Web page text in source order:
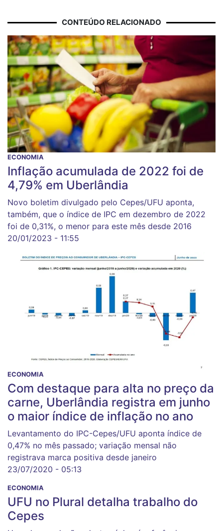
CONTEÚDO RELACIONADO
ECONOMIA
Inflação acumulada de 2022 foi de
4,79% em Uberlândia
Novo boletim divulgado pelo Cepes/UFU aponta,
também, que o índice de IPC em dezembro de 2022
foi de 0,31%, o menor para este mês desde 2016
20/01/2023 - 11:55
ECONOMIA
Com destaque para alta no preço da
carne, Uberlândia registra em junho
o maior índice de inflação no ano
Levantamento do IPC-Cepes/UFU aponta índice de
0,47% no mês passado; variação mensal não
registrava marca positiva desde janeiro
23/07/2020 - 05:13
ECONOMIA
UFU no Plural detalha trabalho do
Cepes